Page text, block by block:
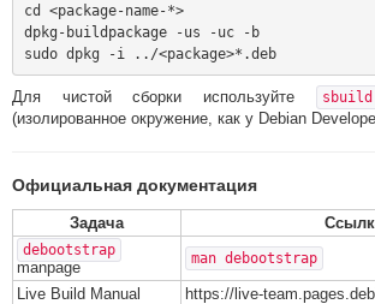
cd <package-name-*>
dpkg-buildpackage -us -uc -b
sudo dpkg -i ../<package>*.deb
Для чистой сборки используйте sbuild
(изолированное окружение, как у Debian
Официальная документация
Задача
debootstrap
manpage man debootstrap
Live Build Manual
https://live-